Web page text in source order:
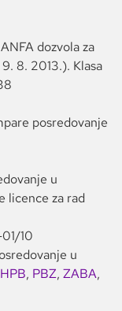
dozvola za
8. 2013.). Klasa
posredovanje
u
licence za rad
10
u
HPB, PBZ, ZABA,